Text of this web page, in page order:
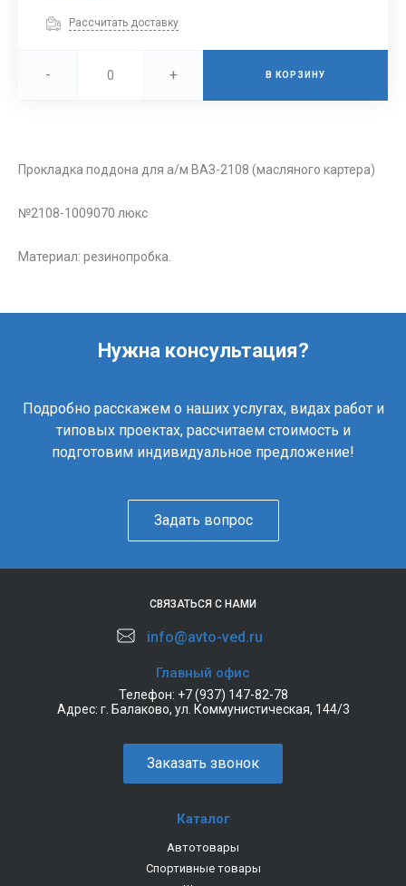
Рассчитать доставку
- + В КОРЗИНУ
Прокладка поддона для а/м ВАЗ-2108 (масляного картера)
№2108-1009070 люкс
Материал: резинопробка.
Нужна консультация?
Подробно расскажем о наших услугах, видах работ и
типовых проектах, рассчитаем стоимость и
подготовим индивидуальное предложение!
Задать вопрос
СВЯЗАТЬСЯ С НАМИ
info@avto-ved.ru
Главный офис
Телефон: +7 (937) 147-82-78
Адрес: г. Балаково, ул. Коммунистическая, 144/3
Заказать звонок
Каталог
Автотовары
Спортивные товары